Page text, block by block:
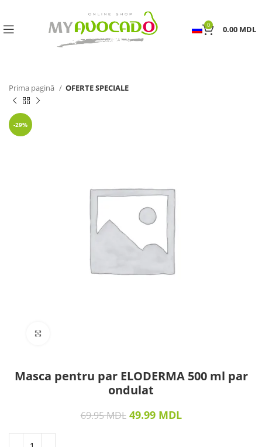
0 0.00 MDL
Prima pagină OFERTE SPECIALE
-29%
Masca pentru par ELODERMA 500 ml par
ondulat
69.95MDL 49.99 MDL